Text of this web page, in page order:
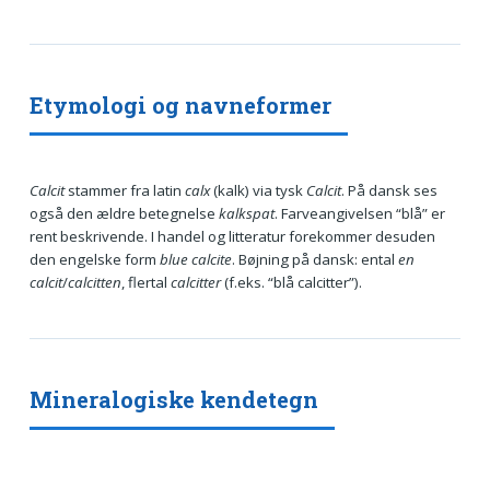
Etymologi og navneformer
Calcitstammer fra latin calx(kalk) via tysk Calcit. På dansk ses
også den ældre betegnelse kalkspat. Farveangivelsen “blå” er
rent beskrivende. I handel og litteratur forekommer desuden
den engelske form blue calcite. Bøjning på dansk: ental en
calcit/calcitten, flertal calcitter(f.eks. “blå calcitter”).
Mineralogiske kendetegn